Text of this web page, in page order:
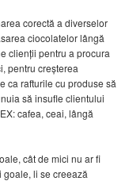
corectă a diverselor
ciocolatelor lângă
clienții pentru a procura
pentru creșterea
ca rafturile cu produse să
să insufle clientului
cafea, ceai, lângă
cât de mici nu ar fi
li se creează